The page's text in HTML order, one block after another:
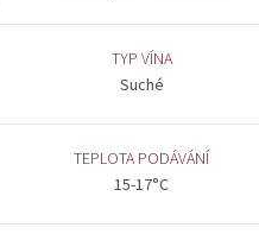
TYP VÍNA
Suché
TEPLOTA PODÁVÁNÍ
15-17°C